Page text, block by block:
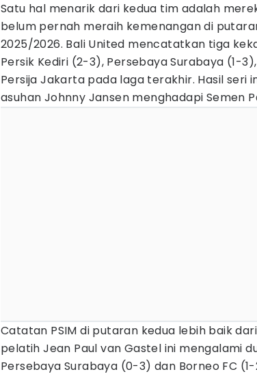
Satu hal menarik dari kedua tim adalah
belum pernah meraih kemenangan di
2025/2026. Bali United mencatatkan tiga
Persik Kediri (2-3), Persebaya Surabaya (1-
Persija Jakarta pada laga terakhir. Hasil seri
asuhan Johnny Jansen menghadapi Semen
Catatan PSIM di putaran kedua lebih baik
pelatih Jean Paul van Gastel ini mengalami
Persebaya Surabaya (0-3) dan Borneo FC